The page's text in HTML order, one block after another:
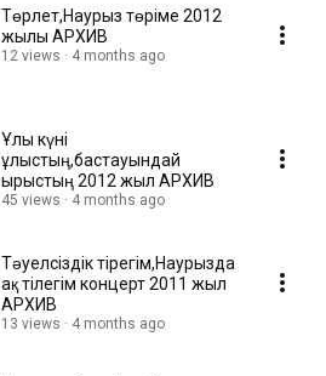
Төрлет,Наурыз төріме 2012
жылы АРХИВ
12 views 4 months ago
Ұлы күні
ұлыстың,бастауындай
ырыстың 2012 жыл АРХИВ
45 views 4 months ago
Тәуелсіздік тірегім,Наурызда
ақ тілегім концерт 2011 жыл
АРХИВ
13 views 4 months ago